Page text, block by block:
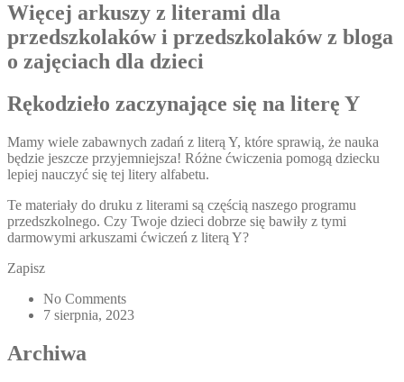
Więcej arkuszy z literami dla
przedszkolaków i przedszkolaków z bloga
o zajęciach dla dzieci
Rękodzieło zaczynające się na literę Y
Mamy wiele zabawnych zadań z literą Y, które sprawią, że nauka
będzie jeszcze przyjemniejsza! Różne ćwiczenia pomogą dziecku
lepiej nauczyć się tej litery alfabetu.
Te materiały do druku z literami są częścią naszego programu
przedszkolnego. Czy Twoje dzieci dobrze się bawiły z tymi
darmowymi arkuszami ćwiczeń z literą Y?
Zapisz
No Comments
7 sierpnia, 2023
Archiwa